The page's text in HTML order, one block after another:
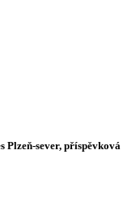
Plzeň-sever, příspěvková